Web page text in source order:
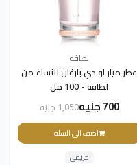
لطافه
عطر ميار او دي بارفان للنساء من
لطافة - 100 مل
700 جنيه 1,050 جنيه
اضف الى السلة
حريمى